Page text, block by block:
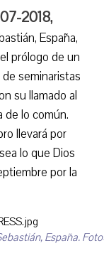
2018,
España,
prólogo de un
seminaristas
su llamado al
de lo común.
llevará por
lo que Dios
por la
España.